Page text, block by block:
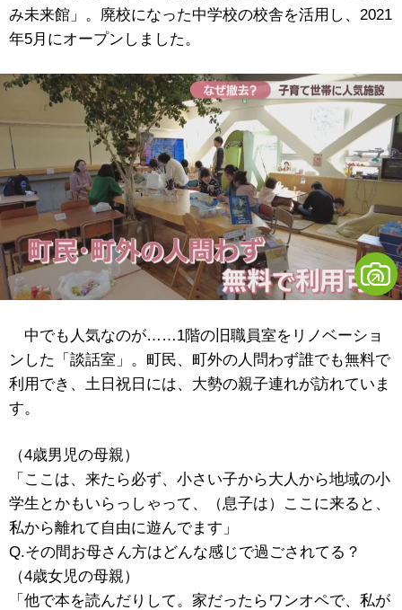
み未来館」。廃校になった中学校の校舎を活用し、2021
年5月にオープンしました。
中でも人気なのが……1階の旧職員室をリノベーショ
ンした「談話室」。町民、町外の人問わず誰でも無料で
利用でき、土日祝日には、大勢の親子連れが訪れていま
す。
（4歳男児の母親）
「ここは、来たら必ず、小さい子から大人から地域の小
学生とかもいらっしゃって、（息子は）ここに来ると、
私から離れて自由に遊んでます」
Q.その間お母さん方はどんな感じで過ごされてる？
（4歳女児の母親）
「他で本を読んだりして。家だったらワンオペで、私が